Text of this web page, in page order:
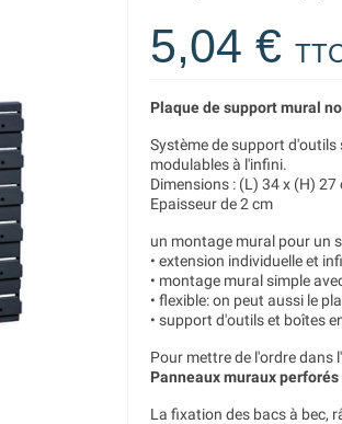
5,04 €
Plaque de support mural
Système de support
modulables à l'infini.
Dimensions : (L) 34 x (H) 27
Epaisseur de 2 cm
un montage mural pour un
• extension individuelle et
• montage mural simple
• flexible: on peut aussi le
• support d'outils et boîtes
Pour mettre de l'ordre dans
Panneaux muraux
La fixation des bacs à bec,